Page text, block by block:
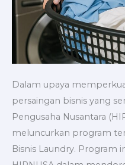
Dalam upaya
persaingan bisnis yang
Pengusaha Nusantara
meluncurkan program
Bisnis Laundry. Program